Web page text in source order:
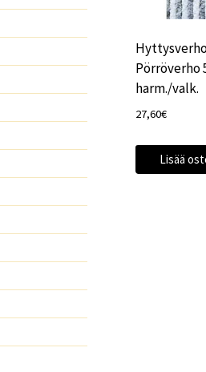
Pörröverho
harm./valk.
27,60€
Lisää